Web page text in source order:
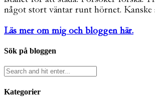
något stort väntar runt hörnet. Kanske
Läs mer om mig och bloggen här.
Sök på bloggen
Kategorier